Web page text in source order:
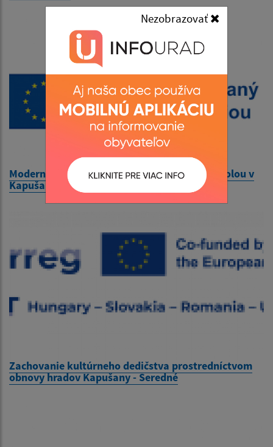
Nezobrazovať
Modernizácia základnej školy s materskou školou v
Kapušanoch
Zachovanie kultúrneho dedičstva prostredníctvom
obnovy hradov Kapušany - Seredné